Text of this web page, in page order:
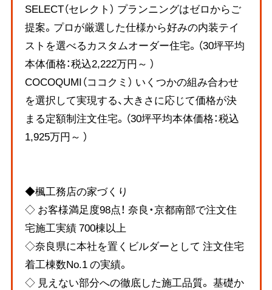
SELECT（セレクト） プランニングはゼロからご
提案。プロが厳選した仕様から好みの内装テイ
ストを選べるカスタムオーダー住宅。（30坪平均
本体価格：税込2,222万円～ ）
COCOQUMI（ココクミ） いくつかの組み合わせ
を選択して実現する、大きさに応じて価格が決
まる定額制注文住宅。（30坪平均本体価格：税込
1,925万円～ ）
◆楓工務店の家づくり
◇ お客様満足度98点！ 奈良・京都南部で注文住
宅施工実績 700棟以上
◇奈良県に本社を置くビルダーとして 注文住宅
着工棟数No.1 の実績。
◇ 見えない部分への徹底した施工品質。 基礎か